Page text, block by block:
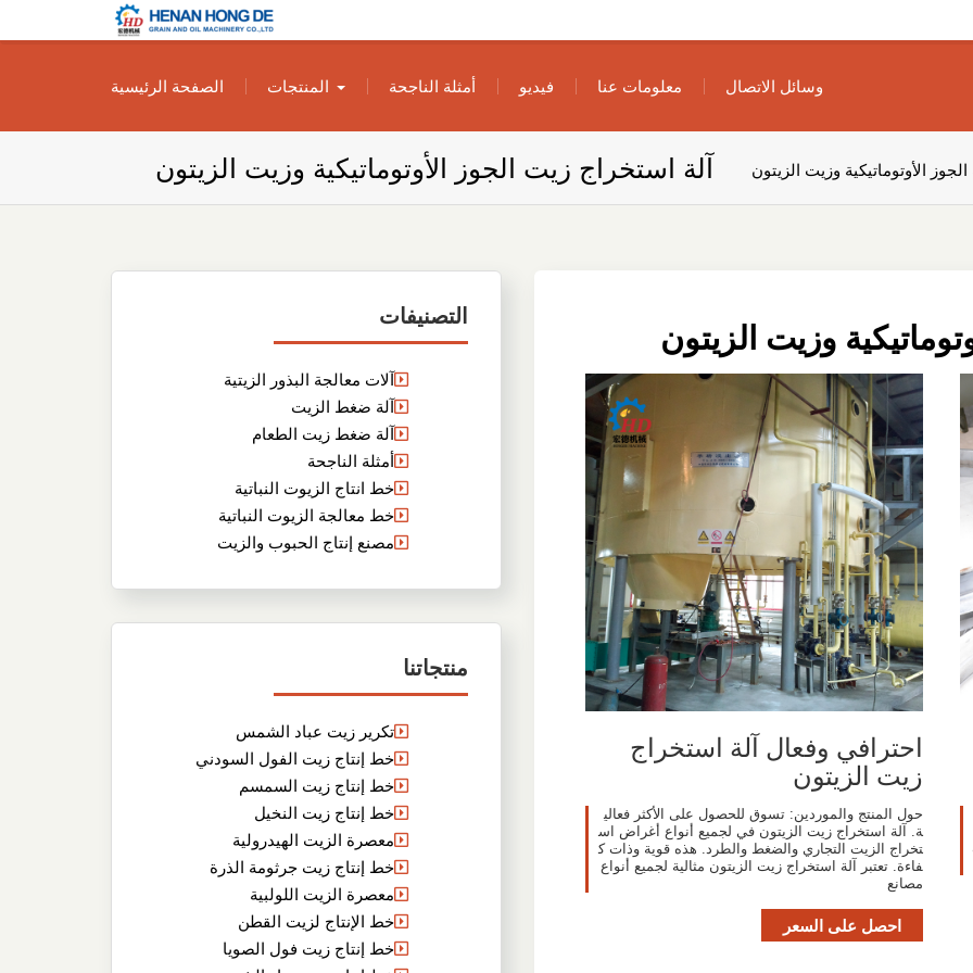
الزيوت النباتية
الخاص بك
الصفحة الرئيسية
المنتجات أمثلة الناجحة فيديو معلومات عنا وسائل الاتصال
آلة استخراج زيت الجوز الأوتوماتيكية وزيت الزيتون الأوتوماتيكية وزيت الزيتون
التصنيفات
آلات معالجة البذور الزيتية
آلة ضغط الزيت
آلة ضغط زيت الطعام
أمثلة الناجحة
خط انتاج الزيوت النباتية
خط معالجة الزيوت النباتية
مصنع إنتاج الحبوب والزيت
منتجاتنا
تكرير زيت عباد الشمس
خط إنتاج زيت الفول السودني
خط إنتاج زيت السمسم
خط إنتاج زيت النخيل
معصرة الزيت الهيدرولية
خط إنتاج زيت جرثومة الذرة
معصرة الزيت اللولبية
خط الإنتاج لزيت القطن
خط إنتاج زيت فول الصويا
وزيت الزيتون
احترافي وفعال آلة استخراج
زيت الزيتون
حول المنتج والموردين: تسوق للحصول على الأكثر فعالي
ة. آلة استخراج زيت الزيتون في لجميع أنواع أغراض اس
تخراج الزيت التجاري والضغط والطرد. هذه قوية وذات ك
فاءة. تعتبر آلة استخراج زيت الزيتون مثالية لجميع أنواع
مصانع
احصل على السعر